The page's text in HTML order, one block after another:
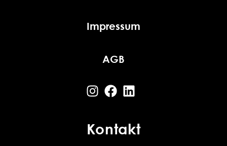
Impressum
AGB
Kontakt